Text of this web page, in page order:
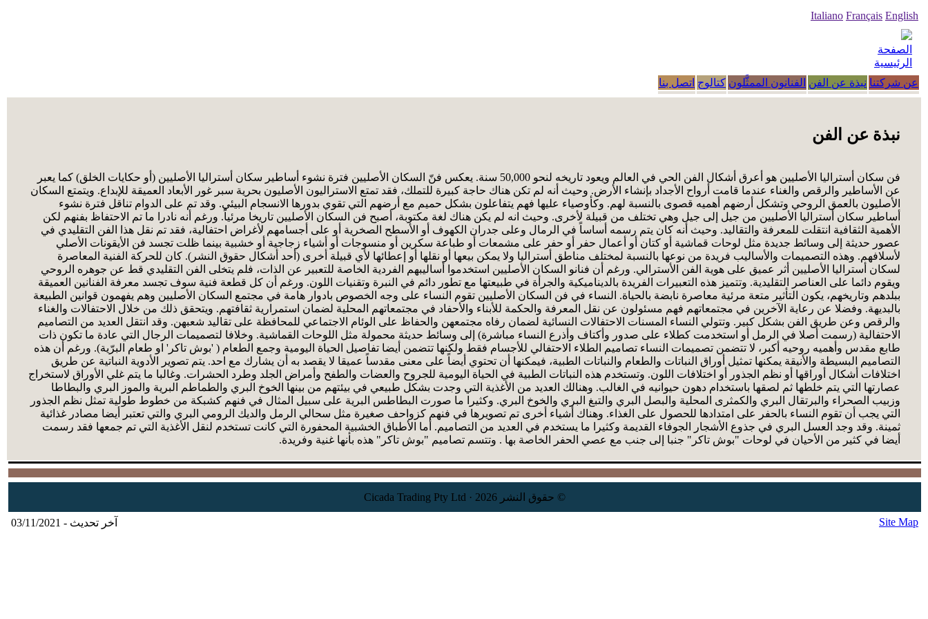
English
Français
Italiano
الصفحة
الرئيسية
عن شركتنا نبذة عن الفن الفنانون الممثَّلون كتالوج اتصل بنا
نبذة عن الفن
فن سكان أستراليا الأصليين هو أعرق أشكال الفن الحي في العالم ويعود تاريخه لنحو 50,000 سنة. يعكس فنّ السكان الأصليين فترة نشوء أساطير سكان أستراليا الأصليين (أو حكايات الخلق) كما يعبر
عن الأساطير والرقص والغناء عندما قامت أرواح الأجداد بإنشاء الأرض. وحيث أنه لم تكن هناك حاجة كبيرة للتملك، فقد تمتع الاستراليون الأصليون بحرية سبر غور الأبعاد العميقة للإبداع. ويتمتع السكان
الأصليون بالعمق الروحي وتشكل أرضهم أهميه قصوى بالنسبة لهم. وكأوصياء عليها فهم يتفاعلون بشكل حميم مع أرضهم التي تقوي بدورها الانسجام البيئي. وقد تم على الدوام تناقل فترة نشوء
أساطير سكان أستراليا الأصليين من جيل إلى جيل وهي تختلف من قبيلة لأخرى. وحيث انه لم يكن هناك لغة مكتوبة، أصبح فن السكان الأصليين تاريخا مرئياً. ورغم أنه نادرا ما تم الاحتفاظ بفنهم لكن
الأهمية الثقافية انتقلت للمعرفة والتقاليد. وحيث أنه كان يتم رسمه أساساً في الرمال وعلى جدران الكهوف أو الأسطح الصخرية أو على أجسامهم لأغراض احتفالية، فقد تم نقل هذا الفن التقليدي في
عصور حديثة إلى وسائط جديدة مثل لوحات قماشية أو كتان أو أعمال حفر أو حفر على مشمعات أو طباعة سكرين أو منسوجات أو أشياء زجاجية أو خشبية بينما ظلت تجسد فن الأيقونات الأصلي
لأسلافهم. وهذه التصميمات والأساليب فريدة من نوعها بالنسبة لمختلف مناطق أستراليا ولا يمكن بيعها أو نقلها أو إعطائها لأي قبيلة أخرى (أحد أشكال حقوق النشر). كان للحركة الفنية المعاصرة
لسكان أستراليا الأصليين أثر عميق على هوية الفن الأسترالي. ورغم أن فنانو السكان الأصليين استخدموا أساليبهم الفردية الخاصة للتعبير عن الذات، فلم يتخلى الفن التقليدي قط عن جوهره الروحي
ويقوم دائما على العناصر التقليدية. وتتميز هذه التعبيرات الفريدة بالديناميكية والجرأة في طبيعتها مع تطور دائم في النبرة وتقنيات اللون. ورغم أن كل قطعة فنية سوف تجسد معرفة الفنانين العميقة
ببلدهم وتاريخهم، يكون التأثير متعة مرئية معاصرة نابضة بالحياة. النساء في فن السكان الأصليين تقوم النساء على وجه الخصوص بادوار هامة في مجتمع السكان الأصليين وهم يفهمون قوانين الطبيعة
بالبديهة. وفضلا عن رعاية الآخرين في مجتمعاتهم فهم مسئولون عن نقل المعرفة والحكمة للأبناء والأحفاد في مجتمعاتهم المحلية لضمان استمرارية ثقافتهم. ويتحقق ذلك من خلال الاحتفالات والغناء
والرقص وعن طريق الفن بشكل كبير. وتتولي النساء المسنات الاحتفالات النسائية لضمان رفاه مجتمعهن والحفاظ على الوئام الاجتماعي للمحافظة على تقاليد شعبهن. وقد انتقل العديد من التصاميم
الاحتفالية (رسمت أصلا في الرمل أو استخدمت كطلاء على صدور وأكتاف وأذرع النساء مباشرة) إلى وسائط حديثة محمولة مثل اللوحات القماشية. وخلافا لتصميمات الرجال التي عادة ما تكون ذات
طابع مقدس وأهميه روحيه أكبر، لا تتضمن تصميمات النساء تصاميم الطلاء الاحتفالي للأجسام فقط ولكنها تتضمن أيضا تفاصيل الحياة اليومية وجمع الطعام ( 'بوش تاكر' او طعام البرّية). ورغم أن هذه
التصاميم البسيطة والأنيقة يمكنها تمثيل أوراق النباتات والطعام والنباتات الطبية، فيمكنها أن تحتوي أيضاً على معنى مقدساً عميقا لا يقصد به أن يشارك مع احد. يتم تصوير الأدوية النباتية عن طريق
اختلافات أشكال أوراقها أو نظم الجذور أو اختلافات اللون. وتستخدم هذه النباتات الطبية في الحياة اليومية للجروح والعضات والطفح وأمراض الجلد وطرد الحشرات. وغالبا ما يتم غلي الأوراق لاستخراج
عصارتها التي يتم خلطها ثم لصقها باستخدام دهون حيوانيه في الغالب. وهنالك العديد من الأغذية التي وجدت بشكل طبيعي في بيئتهم من بينها الخوخ البري والطماطم البرية والموز البري والبطاطا
وزبيب الصحراء والبرتقال البري والكمثرى المحلية والبصل البري والتبغ البري والخوخ البري. وكثيرا ما صورت البطاطس البرية على سبيل المثال في فنهم كشبكة من خطوط طولية تمثل نظم الجذور
التي يجب أن تقوم النساء بالحفر على امتدادها للحصول على الغذاء. وهناك أشياء أخرى تم تصويرها في فنهم كزواحف صغيرة مثل سحالي الرمل والديك الرومي البري والتي تعتبر أيضا مصادر غذائية
ثمينة. وقد وجد العسل البري في جذوع الأشجار الجوفاء القديمة وكثيرا ما يستخدم في العديد من التصاميم. أما الأطباق الخشبية المحفورة التي كانت تستخدم لنقل الأغذية التي تم جمعها فقد رسمت
أيضا في كثير من الأحيان في لوحات "بوش تاكر" جنبا إلى جنب مع عصي الحفر الخاصة بها . وتتسم تصاميم "بوش تاكر" هذه بأنها غنية وفريدة.
© حقوق النشر 2026 · Cicada Trading Pty Ltd
Site Map آخر تحديث - 03/11/2021